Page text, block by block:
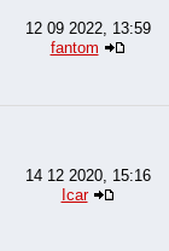
12 09 2022, 13:59
fantom
14 12 2020, 15:16
Icar